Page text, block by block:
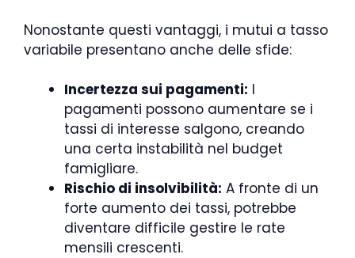
Nonostante questi vantaggi, i mutui a tasso
variabile presentano anche delle sfide:
Incertezza sui pagamenti: I
pagamenti possono aumentare se i
tassi di interesse salgono, creando
una certa instabilità nel budget
famigliare.
Rischio di insolvibilità: A fronte di un
forte aumento dei tassi, potrebbe
diventare difficile gestire le rate
mensili crescenti.